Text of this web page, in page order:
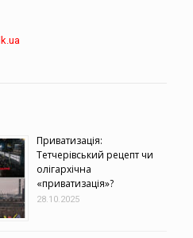
Приватизація:
Тетчерівський рецепт чи
олігархічна
«приватизація»?
28.10.2025